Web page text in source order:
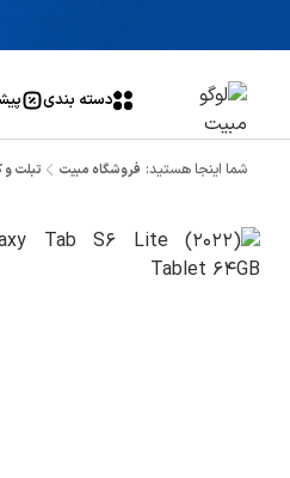
دسته بندی
شما اینجا هستید: فروشگاه مبیت تبلت و